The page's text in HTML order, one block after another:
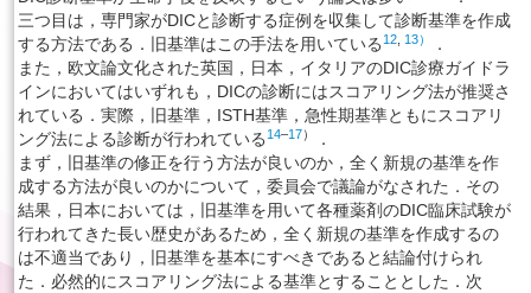
三つ目は，専門家がDICと診断する症例を収集して診断基準を作成
する方法である．旧基準はこの手法を用いている 12 13）
．
また，欧文論文化された英国，日本，イタリアのDIC診療ガイドラ
インにおいてはいずれも，DICの診断にはスコアリング法が推奨さ
れている．実際，旧基準，ISTH基準，急性期基準ともにスコアリ
ング法による診断が行われている 14–17）
．
まず，旧基準の修正を行う方法が良いのか，全く新規の基準を作
成する方法が良いのかについて，委員会で議論がなされた．その
結果，日本においては，旧基準を用いて各種薬剤のDIC臨床試験が
行われてきた長い歴史があるため，全く新規の基準を作成するの
は不適当であり，旧基準を基本にすべきであると結論付けられ
た．必然的にスコアリング法による基準とすることとした．次